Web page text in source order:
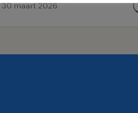
30 maart 2026